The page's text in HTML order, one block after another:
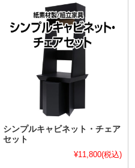
シンプルキャビネット・チェア
セット
¥11,800(税込)